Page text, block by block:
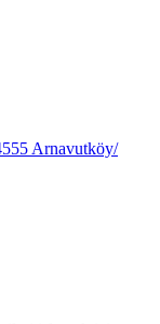
Arnavutköy/